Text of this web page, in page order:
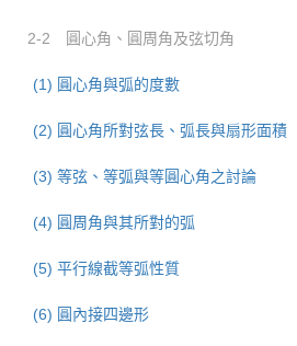
2-2 圓心角、圓周角及弦切角
(1) 圓心角與弧的度數
(2) 圓心角所對弦長、弧長與扇形面積
(3) 等弦、等弧與等圓心角之討論
(4) 圓周角與其所對的弧
(5) 平行線截等弧性質
(6) 圓內接四邊形